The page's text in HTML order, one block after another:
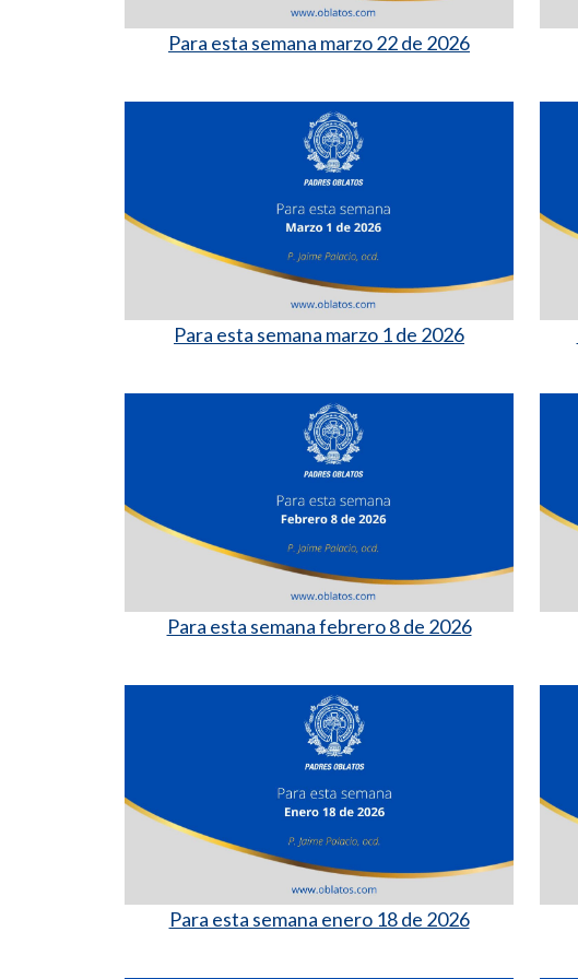
Para esta semana marzo 22 de 2026
Para esta semana marzo 1 de 2026
Para esta semana febrero 8 de 2026
Para esta semana enero 18 de 2026